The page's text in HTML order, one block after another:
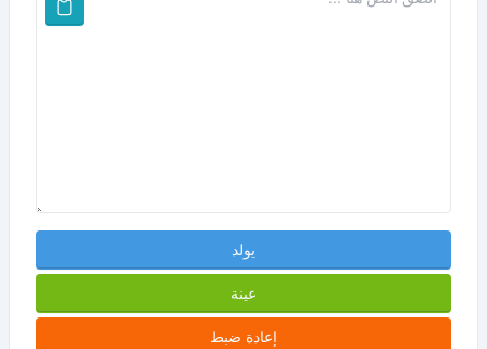
يولد
عينة
إعادة ضبط